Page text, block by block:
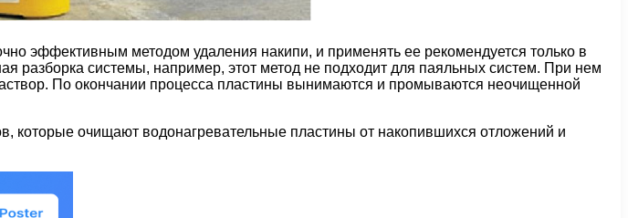
эффективным методом удаления накипи, и применять ее рекомендуется только в
разборка системы, например, этот метод не подходит для паяльных систем. При нем
По окончании процесса пластины вынимаются и промываются неочищенной
которые очищают водонагревательные пластины от накопившихся отложений и